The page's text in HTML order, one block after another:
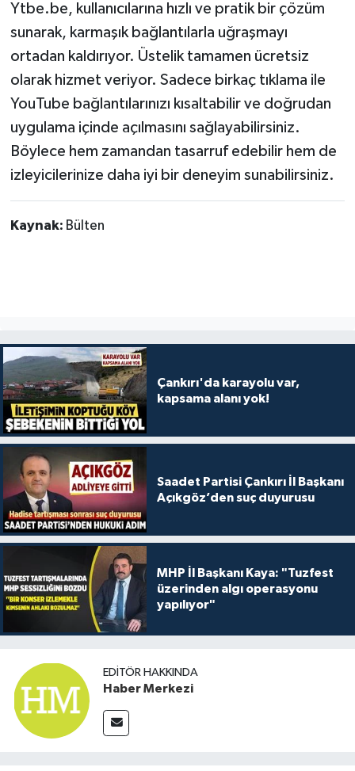
Ytbe.be, kullanıcılarına hızlı ve pratik bir çözüm
sunarak, karmaşık bağlantılarla uğraşmayı
ortadan kaldırıyor. Üstelik tamamen ücretsiz
olarak hizmet veriyor. Sadece birkaç tıklama ile
YouTube bağlantılarınızı kısaltabilir ve doğrudan
uygulama içinde açılmasını sağlayabilirsiniz.
Böylece hem zamandan tasarruf edebilir hem de
izleyicilerinize daha iyi bir deneyim sunabilirsiniz.
Kaynak: Bülten
Çankırı'da karayolu var,
kapsama alanı yok!
Saadet Partisi Çankırı İl Başkanı
Açıkgöz’den suç duyurusu
MHP İl Başkanı Kaya: "Tuzfest
üzerinden algı operasyonu
yapılıyor"
EDITÖR HAKKINDA
Haber Merkezi